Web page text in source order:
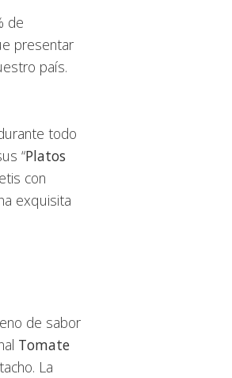
de
presentar
país.
todo
“Platos
con
exquisita
de sabor
Tomate
La